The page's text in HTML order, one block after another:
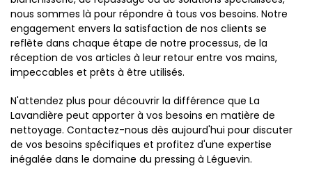
nous sommes là pour répondre à tous vos besoins. Notre
engagement envers la satisfaction de nos clients se
reflète dans chaque étape de notre processus, de la
réception de vos articles à leur retour entre vos mains,
impeccables et prêts à être utilisés.
N'attendez plus pour découvrir la différence que La
Lavandière peut apporter à vos besoins en matière de
nettoyage. Contactez-nous dès aujourd'hui pour discuter
de vos besoins spécifiques et profitez d'une expertise
inégalée dans le domaine du pressing à Léguevin.